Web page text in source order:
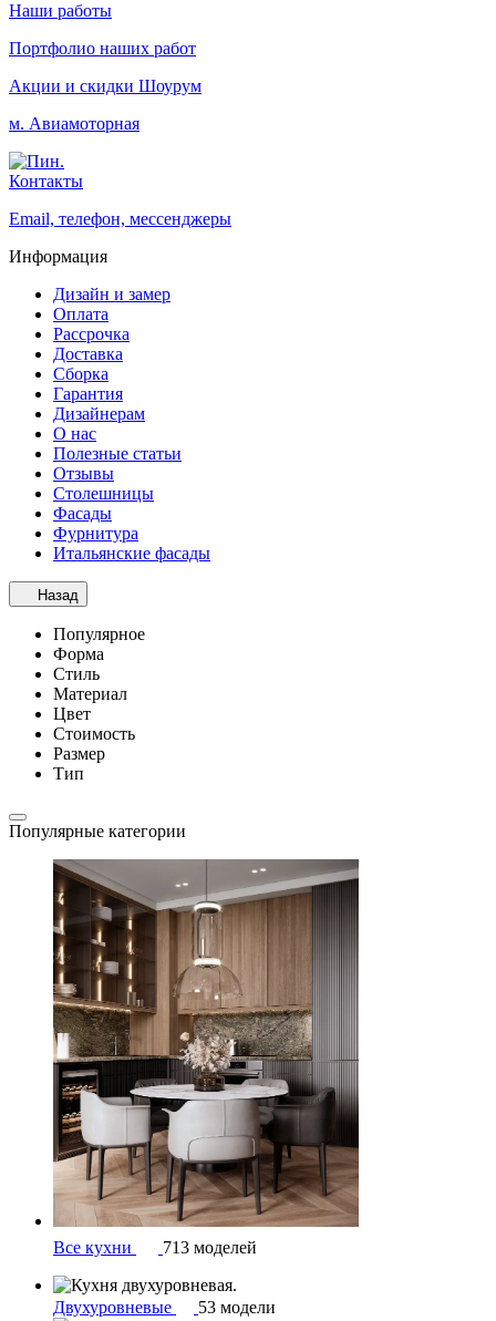
Наши работы
Портфолио наших работ
Акции и скидки Шоурум
м. Авиамоторная
Контакты
Email, телефон, мессенджеры
Информация
Дизайн и замер
Оплата
Рассрочка
Доставка
Сборка
Гарантия
Дизайнерам
О нас
Полезные статьи
Отзывы
Столешницы
Фасады
Фурнитура
Итальянские фасады
Назад
Популярное
Форма
Стиль
Материал
Цвет
Стоимость
Размер
Тип
Популярные категории
Все кухни 713 моделей
Двухуровневые 53 модели